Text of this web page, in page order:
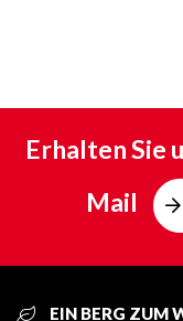
Erhalten Sie
Mail
EIN BERG ZUM